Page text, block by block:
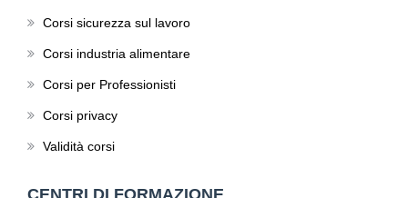
Corsi sicurezza sul lavoro
Corsi industria alimentare
Corsi per Professionisti
Corsi privacy
Validità corsi
CENTRI DI FORMAZIONE